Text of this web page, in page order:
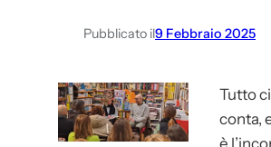
n
n
d
Pubblicato il9 Febbraio 2025
Tutto
conta,